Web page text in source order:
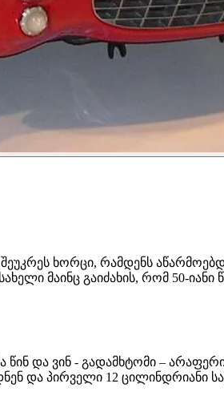
ხორცი, რამდენს
მაინც გაიძახის, რომ 50-
წინ და ვინ - გადამხტომი –
და პირველი 12 ცილინდრიანი